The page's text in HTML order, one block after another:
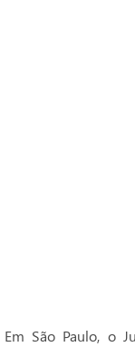
Em São Paulo, o